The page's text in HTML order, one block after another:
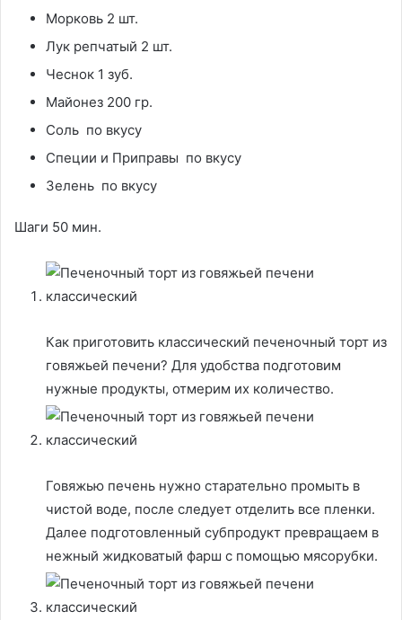
Морковь 2 шт.
Лук репчатый 2 шт.
Чеснок 1 зуб.
Майонез 200 гр.
Соль по вкусу
Специи и Приправы по вкусу
Зелень по вкусу
Шаги 50 мин.
Как приготовить классический печеночный торт из
говяжьей печени? Для удобства подготовим
нужные продукты, отмерим их количество.
Говяжью печень нужно старательно промыть в
чистой воде, после следует отделить все пленки.
Далее подготовленный субпродукт превращаем в
нежный жидковатый фарш с помощью мясорубки.